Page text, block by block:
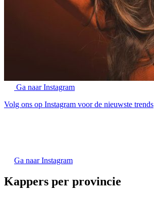
Ga naar Instagram
Volg ons op Instagram voor de nieuwste trends
Ga naar Instagram
Kappers per provincie